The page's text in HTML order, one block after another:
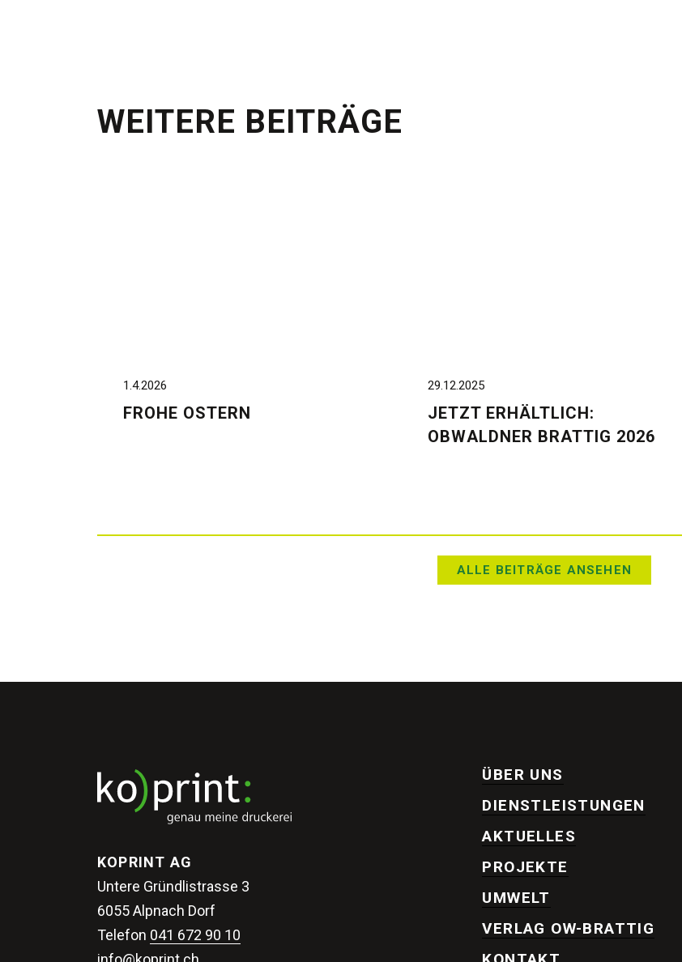
WEITERE BEITRÄGE
1.4.2026
FROHE OSTERN
29.12.2025
JETZT ERHÄLTLICH:
OBWALDNER BRATTIG 2026
ALLE BEITRÄGE ANSEHEN
KOPRINT AG
Untere Gründlistrasse 3
6055 Alpnach Dorf
Telefon 041 672 90 10
ÜBER UNS
DIENSTLEISTUNGEN
AKTUELLES
PROJEKTE
UMWELT
VERLAG OW-BRATTIG